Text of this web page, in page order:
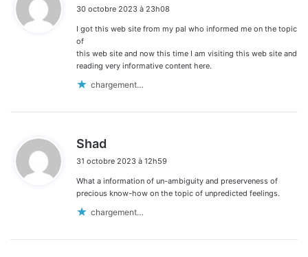
t
30 octobre 2023 à 23h08
I got this web site from my pal who informed me on the topic
of
this web site and now this time I am visiting this web site and
reading very informative content here.
chargement…
Shad
t
31 octobre 2023 à 12h59
What a information of un-ambiguity and preserveness of
precious know-how on the topic of unpredicted feelings.
chargement…